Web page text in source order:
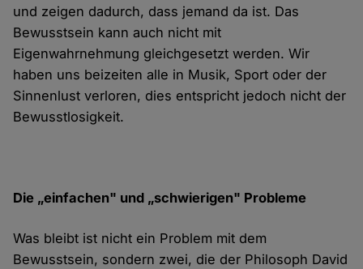
und zeigen dadurch, dass jemand da ist. Das
Bewusstsein kann auch nicht mit
Eigenwahrnehmung gleichgesetzt werden. Wir
haben uns beizeiten alle in Musik, Sport oder der
Sinnenlust verloren, dies entspricht jedoch nicht der
Bewusstlosigkeit.
Die „einfachen" und „schwierigen" Probleme
Was bleibt ist nicht ein Problem mit dem
Bewusstsein, sondern zwei, die der Philosoph David